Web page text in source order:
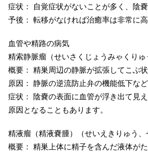
症状： 自覚症状がないことが多く、陰
予後： 転移がなければ治癒率は非常に
血管や精路の病気
精索静脈瘤（せいさくじょうみゃくりゅ
概要： 精巣周辺の静脈が拡張してこぶ
原因： 静脈の逆流防止弁の機能低下な
症状： 陰嚢の表面に血管が浮き出て見
原因となることもあります。
精液瘤（精液嚢腫）（せいえきりゅう、
概要： 精巣上体に精子を含んだ液体が